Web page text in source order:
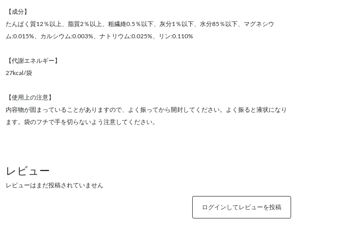
【成分】
たんぱく質12％以上、脂質2％以上、粗繊維0.5％以下、灰分1％以下、水分85％以下、マグネシウ
ム:0.015%、カルシウム:0.003%、ナトリウム:0.025%、リン:0.110%
【代謝エネルギー】
27kcal/袋
【使用上の注意】
内容物が固まっていることがありますので、よく振ってから開封してください。よく振ると液状になり
ます。袋のフチで手を切らないよう注意してください。
レビュー
レビューはまだ投稿されていません
ログインしてレビューを投稿